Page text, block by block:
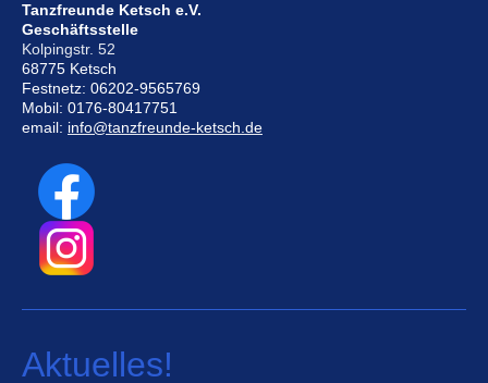
Tanzfreunde Ketsch e.V.
Geschäftsstelle
Kolpingstr. 52
68775 Ketsch
Festnetz: 06202-9565769
Mobil: 0176-80417751
email: info@tanzfreunde-ketsch.de
Aktuelles!